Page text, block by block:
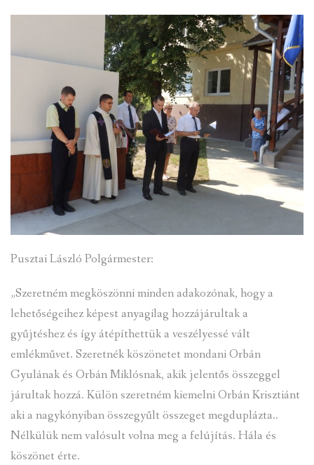
Pusztai László Polgármester:
„Szeretném megköszönni minden adakozónak, hogy a
lehetőségeihez képest anyagilag hozzájárultak a
gyűjtéshez és így átépíthettük a veszélyessé vált
emlékművet. Szeretnék köszönetet mondani Orbán
Gyulának és Orbán Miklósnak, akik jelentős összeggel
járultak hozzá. Külön szeretném kiemelni Orbán Krisztiánt
aki a nagykónyiban összegyűlt összeget megduplázta..
Nélkülük nem valósult volna meg a felújítás. Hála és
köszönet érte.